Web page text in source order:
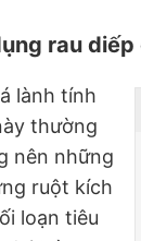
rau diếp
lành tính
thường
nên những
ruột kích
loạn tiêu